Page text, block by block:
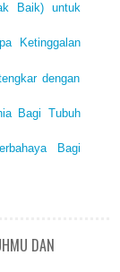
Baik) untuk
Ketinggalan
dengan
Bagi Tubuh
Bagi
DAN